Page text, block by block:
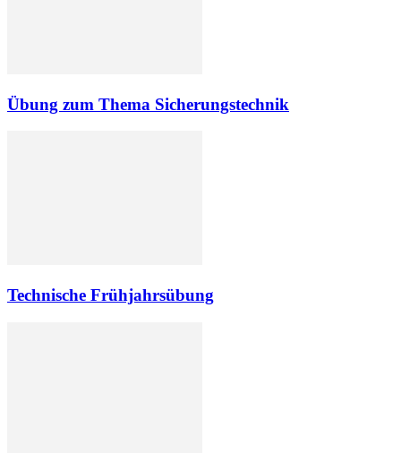
Übung zum Thema Sicherungstechnik
Technische Frühjahrsübung